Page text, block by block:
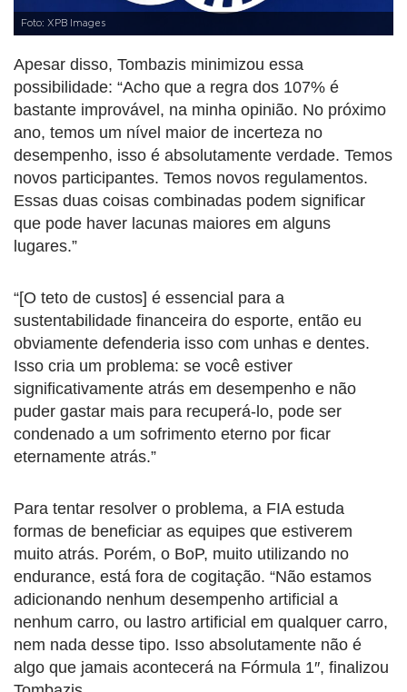
Foto: XPB Images
Apesar disso, Tombazis minimizou essa
possibilidade: “Acho que a regra dos 107% é
bastante improvável, na minha opinião. No próximo
ano, temos um nível maior de incerteza no
desempenho, isso é absolutamente verdade. Temos
novos participantes. Temos novos regulamentos.
Essas duas coisas combinadas podem significar
que pode haver lacunas maiores em alguns
lugares.”
“[O teto de custos] é essencial para a
sustentabilidade financeira do esporte, então eu
obviamente defenderia isso com unhas e dentes.
Isso cria um problema: se você estiver
significativamente atrás em desempenho e não
puder gastar mais para recuperá-lo, pode ser
condenado a um sofrimento eterno por ficar
eternamente atrás.”
Para tentar resolver o problema, a FIA estuda
formas de beneficiar as equipes que estiverem
muito atrás. Porém, o BoP, muito utilizando no
endurance, está fora de cogitação. “Não estamos
adicionando nenhum desempenho artificial a
nenhum carro, ou lastro artificial em qualquer carro,
nem nada desse tipo. Isso absolutamente não é
algo que jamais acontecerá na Fórmula 1″, finalizou